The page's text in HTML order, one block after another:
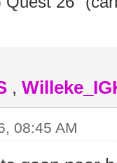
,
08:45 AM